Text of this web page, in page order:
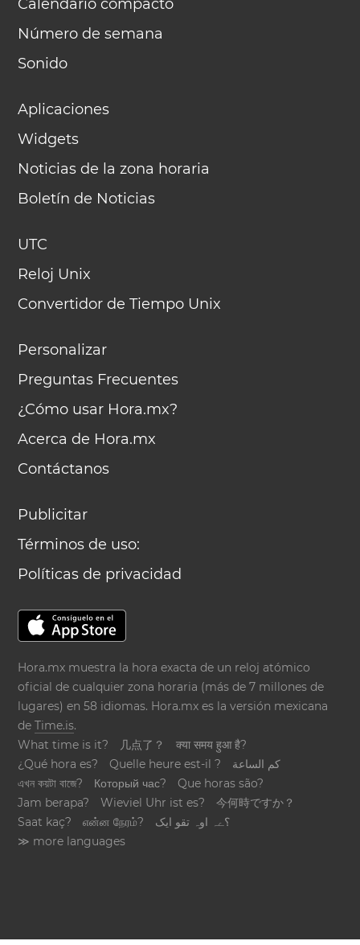
Calendario compacto
Número de semana
Sonido
Aplicaciones
Widgets
Noticias de la zona horaria
Boletín de Noticias
UTC
Reloj Unix
Convertidor de Tiempo Unix
Personalizar
Preguntas Frecuentes
¿Cómo usar Hora.mx?
Acerca de Hora.mx
Contáctanos
Publicitar
Términos de uso:
Políticas de privacidad
Hora.mx muestra la hora exacta de un reloj atómico
oficial de cualquier zona horaria (más de 7 millones de
lugares) en 58 idiomas. Hora.mx es la versión mexicana
deTime.is.
What time is it?
几点了？
क्या समय हुआ है?
¿Qué hora es?
Quelle heure est-il ?
كم الساعة
এখন কয়টা বাজে?
Который час?
Que horas são?
Jam berapa?
Wieviel Uhr ist es?
今何時ですか？
Saat kaç?
என்ன நேரம்?
؟ےہ اوہ تقو ایک
≫ more languages